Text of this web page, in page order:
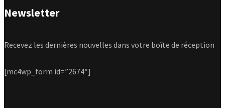
Newsletter
Recevez les dernières nouvelles dans votre boîte de réception
[mc4wp_form id=”2674″]